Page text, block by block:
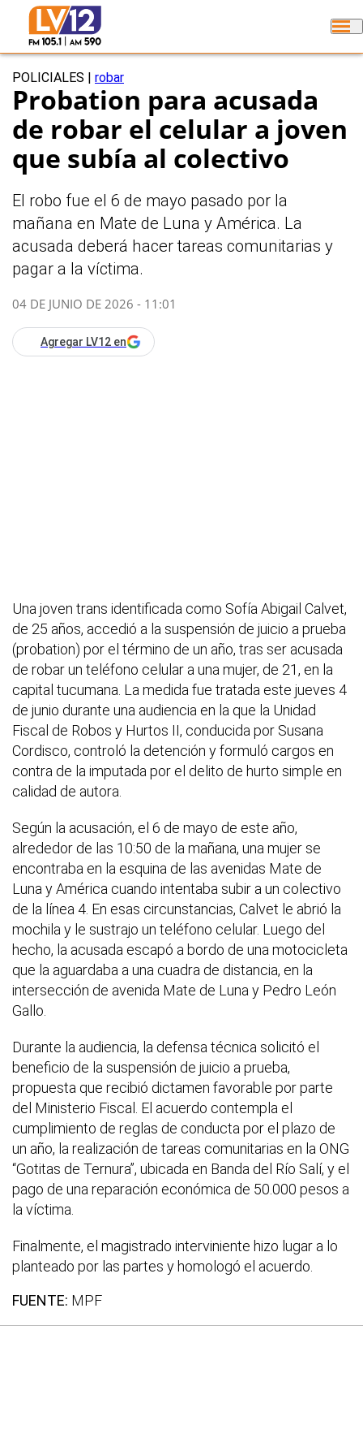
POLICIALES robar
Probation para acusada
de robar el celular a joven
que subía al colectivo
El robo fue el 6 de mayo pasado por la
mañana en Mate de Luna y América. La
acusada deberá hacer tareas comunitarias y
pagar a la víctima.
04 DE JUNIO DE 2026 - 11:01
Agregar LV12 en
Una joven trans identificada como Sofía Abigail Calvet,
de 25 años, accedió a la suspensión de juicio a prueba
(probation) por el término de un año, tras ser acusada
de robar un teléfono celular a una mujer, de 21, en la
capital tucumana. La medida fue tratada este jueves 4
de junio durante una audiencia en la que la Unidad
Fiscal de Robos y Hurtos II, conducida por Susana
Cordisco, controló la detención y formuló cargos en
contra de la imputada por el delito de hurto simple en
calidad de autora.
Según la acusación, el 6 de mayo de este año,
alrededor de las 10:50 de la mañana, una mujer se
encontraba en la esquina de las avenidas Mate de
Luna y América cuando intentaba subir a un colectivo
de la línea 4. En esas circunstancias, Calvet le abrió la
mochila y le sustrajo un teléfono celular. Luego del
hecho, la acusada escapó a bordo de una motocicleta
que la aguardaba a una cuadra de distancia, en la
intersección de avenida Mate de Luna y Pedro León
Gallo.
Durante la audiencia, la defensa técnica solicitó el
beneficio de la suspensión de juicio a prueba,
propuesta que recibió dictamen favorable por parte
del Ministerio Fiscal. El acuerdo contempla el
cumplimiento de reglas de conducta por el plazo de
un año, la realización de tareas comunitarias en la ONG
“Gotitas de Ternura”, ubicada en Banda del Río Salí, y el
pago de una reparación económica de 50.000 pesos a
la víctima.
Finalmente, el magistrado interviniente hizo lugar a lo
planteado por las partes y homologó el acuerdo.
FUENTE: MPF